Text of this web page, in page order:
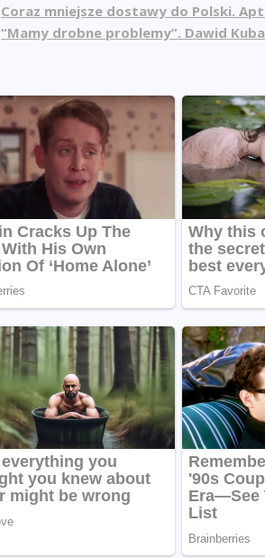
Coraz mniejsze dostawy do Polski.
“Mamy drobne problemy”. Dawid